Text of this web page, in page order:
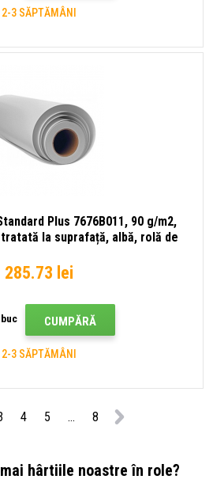
2-3 SĂPTĂMÂNI
Plus 7676B011, 90 g/m2,
tratată la suprafață, albă, rolă de
285.73 lei
buc CUMPĂRĂ
2-3 SĂPTĂMÂNI
4 5 ... 8
hârtiile noastre în role?